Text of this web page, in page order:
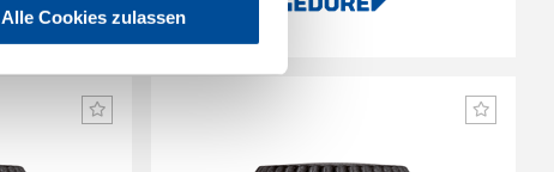
Alle Cookies zulassen